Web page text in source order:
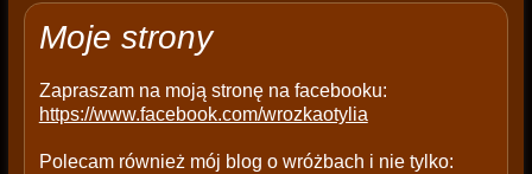
y
Moje strony
Zapraszam na moją stronę na facebooku:
https://www.facebook.com/wrozkaotylia
Polecam również mój blog o wróżbach i nie tylko: